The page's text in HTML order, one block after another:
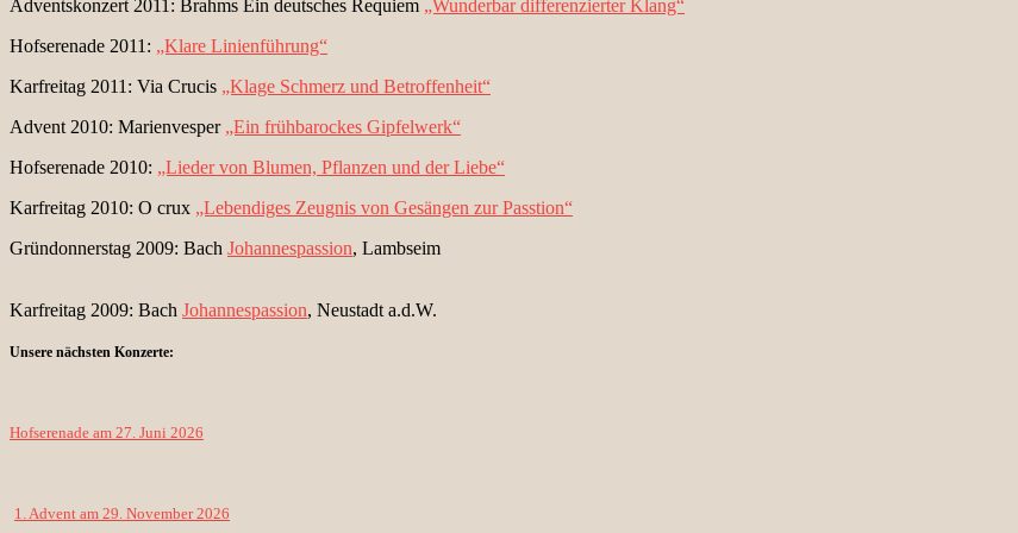
Adventskonzert 2011: Brahms Ein deutsches Requiem „Wunderbar differenzierter Klang“
Hofserenade 2011: „Klare Linienführung“
Karfreitag 2011: Via Crucis „Klage Schmerz und Betroffenheit“
Advent 2010: Marienvesper „Ein frühbarockes Gipfelwerk“
Hofserenade 2010: „Lieder von Blumen, Pflanzen und der Liebe“
Karfreitag 2010: O crux „Lebendiges Zeugnis von Gesängen zur Passtion“
Gründonnerstag 2009: Bach Johannespassion, Lambseim
Karfreitag 2009: Bach Johannespassion, Neustadt a.d.W.
Unsere nächsten Konzerte:
Hofserenade am 27. Juni 2026
1. Advent am 29. November 2026